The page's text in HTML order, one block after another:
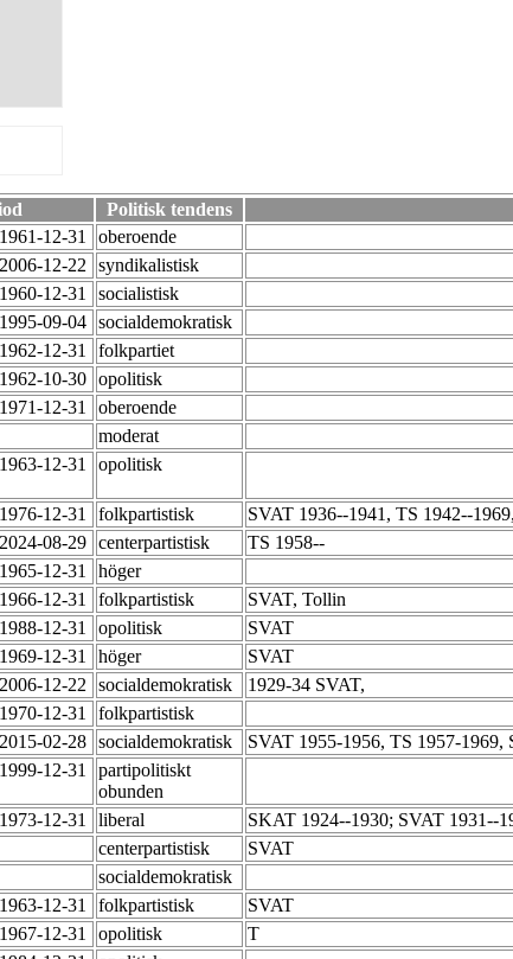
Politisk tendens
12-31 oberoende
12-22 syndikalistisk
12-31 socialistisk
09-04 socialdemokratisk
12-31 folkpartiet
10-30 opolitisk
12-31 oberoende
moderat
12-31 opolitisk
12-31 folkpartistisk SVAT 1936--1941, TS 1942--
08-29 centerpartistisk TS 1958--
12-31 höger
12-31 folkpartistisk SVAT, Tollin
12-31 opolitisk SVAT
12-31 höger SVAT
12-22 socialdemokratisk 1929-34 SVAT,
12-31 folkpartistisk
02-28 socialdemokratisk SVAT 1955-1956, TS 1957-1969,
12-31
partipolitiskt
obunden
12-31 liberal SKAT 1924--1930; SVAT 1931--
centerpartistisk SVAT
socialdemokratisk
12-31 folkpartistisk SVAT
12-31 opolitisk T